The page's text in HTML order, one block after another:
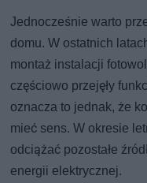
Jednocześnie warto
domu. W ostatnich
montaż instalacji
częściowo przejęły
oznacza to jednak, że
mieć sens. W okresie
odciążać pozostałe
energii elektrycznej.